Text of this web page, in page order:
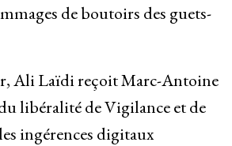
de boutoirs des guets-
Ali Laïdi reçoit Marc-Antoine
libéralité de Vigilance et de
ingérences digitaux